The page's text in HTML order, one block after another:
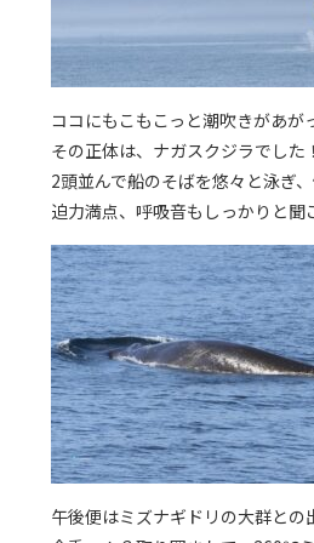
ココにもこもこっと潮吹きがあ
その正体は、ナガスクジラでした！
2頭並んで船のそばを悠々と泳ぎ
迫力満点、呼吸音もしっかりと
午後便はミズナギドリの大群との